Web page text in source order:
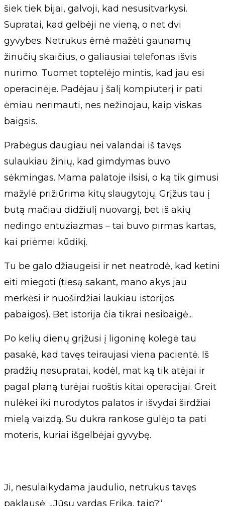
šiek tiek bijai, galvoji, kad nesusitvarkysi.
Supratai, kad gelbėji ne vieną, o net dvi
gyvybes. Netrukus ėmė mažėti gaunamų
žinučių skaičius, o galiausiai telefonas išvis
nurimo. Tuomet toptelėjo mintis, kad jau esi
operacinėje. Padėjau į šalį kompiuterį ir pati
ėmiau nerimauti, nes nežinojau, kaip viskas
baigsis.
Prabėgus daugiau nei valandai iš tavęs
sulaukiau žinių, kad gimdymas buvo
sėkmingas. Mama palatoje ilsisi, o ką tik gimusi
mažylė prižiūrima kitų slaugytojų. Grįžus tau į
butą mačiau didžiulį nuovargį, bet iš akių
nedingo entuziazmas – tai buvo pirmas kartas,
kai priėmei kūdikį.
Tu be galo džiaugeisi ir net neatrodė, kad ketini
eiti miegoti (tiesą sakant, mano akys jau
merkėsi ir nuoširdžiai laukiau istorijos
pabaigos). Bet istorija čia tikrai nesibaigė...
Po kelių dienų grįžusi į ligoninę kolegė tau
pasakė, kad tavęs teiraujasi viena pacientė. Iš
pradžių nesupratai, kodėl, mat ką tik atėjai ir
pagal planą turėjai ruoštis kitai operacijai. Greit
nulėkei iki nurodytos palatos ir išvydai širdžiai
mielą vaizdą. Su dukra rankose gulėjo ta pati
moteris, kuriai išgelbėjai gyvybę.
Ji, nesulaikydama jaudulio, netrukus tavęs
paklausė: „Jūsų vardas Erika, taip?“